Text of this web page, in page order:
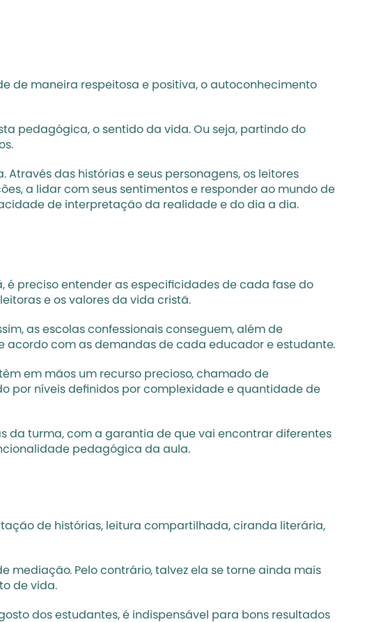
de maneira respeitosa e positiva, o autoconhecimento
pedagógica, o sentido da vida. Ou seja, partindo do
das histórias e seus personagens, os leitores
a lidar com seus sentimentos e responder ao mundo de
de interpretação da realidade e do dia a dia.
preciso entender as especificidades de cada fase do
e os valores da vida cristã.
as escolas confessionais conseguem, além de
acordo com as demandas de cada educador e estudante.
em mãos um recurso precioso, chamado de
por níveis definidos por complexidade e quantidade de
da turma, com a garantia de que vai encontrar diferentes
pedagógica da aula.
de histórias, leitura compartilhada, ciranda literária,
mediação. Pelo contrário, talvez ela se torne ainda mais
de vida.
dos estudantes, é indispensável para bons resultados